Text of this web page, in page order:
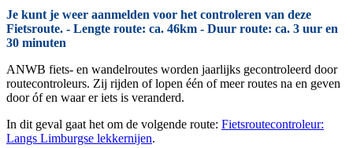
Je kunt je weer aanmelden voor het controleren van deze
Fietsroute. - Lengte route: ca. 46km - Duur route: ca. 3 uur en
30 minuten
ANWB fiets- en wandelroutes worden jaarlijks gecontroleerd door
routecontroleurs. Zij rijden of lopen één of meer routes na en geven
door óf en waar er iets is veranderd.
In dit geval gaat het om de volgende route: Fietsroutecontroleur:
Langs Limburgse lekkernijen.